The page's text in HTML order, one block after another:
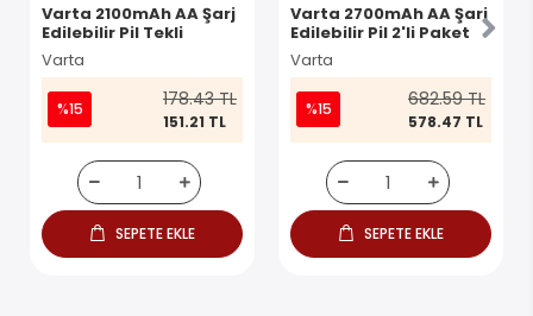
Varta 2100mAh AA Şarj
Edilebilir Pil Tekli
Varta
%15 178.43 TL
151.21 TL
SEPETE EKLE
Varta 2700mAh AA Şarj
Edilebilir Pil 2'li Paket
Varta
%15 682.59 TL
578.47 TL
SEPETE EKLE